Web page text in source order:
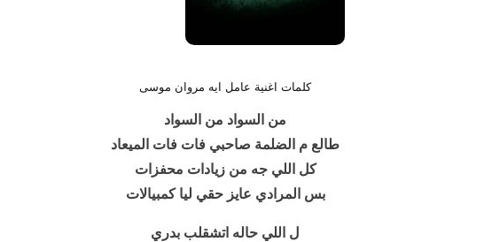
كلمات اغنية عامل ايه مروان موسى
من السواد من السواد
طالع م الضلمة صاحبي فات فات الميعاد
كل اللي جه من زيادات محفزات
بس المرادي عايز حقي ليا كمبيالات
ل اللي حاله اتشقلب بدري